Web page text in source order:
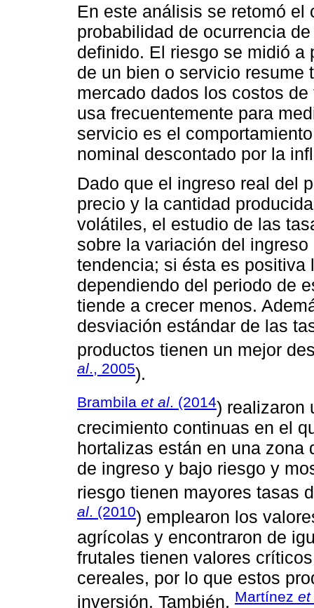
En este análisis se retomó
probabilidad de ocurrencia
definido. El riesgo se midió a
de un bien o servicio resume
mercado dados los costos
usa frecuentemente para
servicio es el
nominal descontado por la
Dado que el ingreso real del
precio y la cantidad
volátiles, el estudio de las
sobre la variación del
tendencia; si ésta es positiva
dependiendo del periodo de
tiende a crecer menos.
desviación estándar de las
productos tienen un mejor
al., 2005).
Brambila et al. (2014) realizaron
crecimiento continuas en el
hortalizas están en una zona
de ingreso y bajo riesgo y
riesgo tienen mayores tasas
al . (2010) emplearon los
agrícolas y encontraron de
frutales tienen valores
cereales, por lo que estos
inversión. También, Martínez et